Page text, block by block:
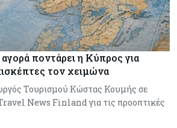
ποντάρει η Κύπρος για
τον χειμώνα
Τουρισμού Κώστας Κουμής σε
News Finland για τις προοπτικές